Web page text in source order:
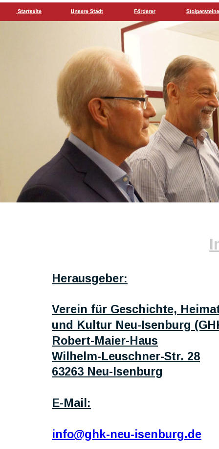
Herausgeber:
Verein für Geschichte,
und Kultur Neu-Isenburg
Robert-Maier-Haus
Wilhelm-Leuschner-Str. 28
63263 Neu-Isenburg
E-Mail:
info@ghk-neu-isenburg.de